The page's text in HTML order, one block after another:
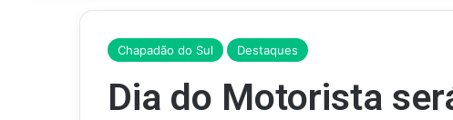
Chapadão do Sul Destaques
Dia do Motorista